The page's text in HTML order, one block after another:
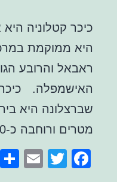
כיכר קטלוניה
היא ממוקמת
האישמפלה. כיכר
מטרים ורוחבה כ-100…